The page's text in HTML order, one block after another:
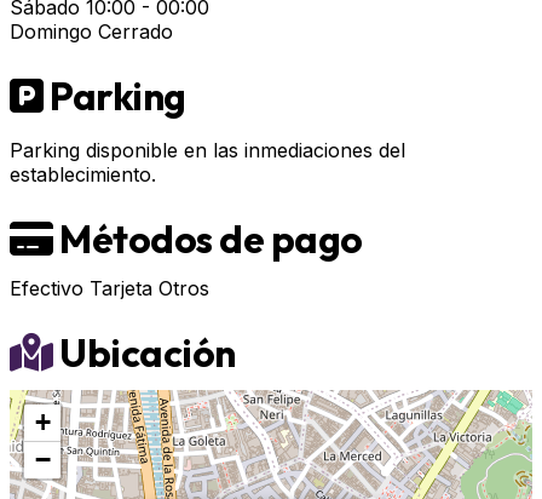
Sábado 10:00 - 00:00
Domingo Cerrado
Parking
Parking disponible en las inmediaciones del
establecimiento.
Métodos de pago
Efectivo Tarjeta Otros
Ubicación
+
−